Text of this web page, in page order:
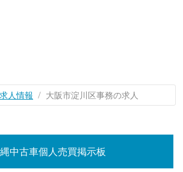
人情報 大阪市淀川区事務の求人
中古車個人売買掲示板